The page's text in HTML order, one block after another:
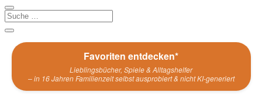
Favoriten entdecken*
Lieblingsbücher, Spiele & Alltagshelfer
– in 16 Jahren Familienzeit selbst ausprobiert & nicht KI-generiert